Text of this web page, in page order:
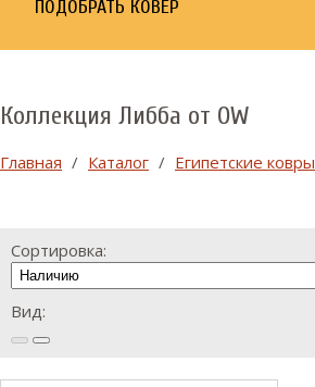
ПОДОБРАТЬ КОВЕР
Коллекция Либба от OW
Главная / Каталог / Египетские ковры
Сортировка:
Вид: